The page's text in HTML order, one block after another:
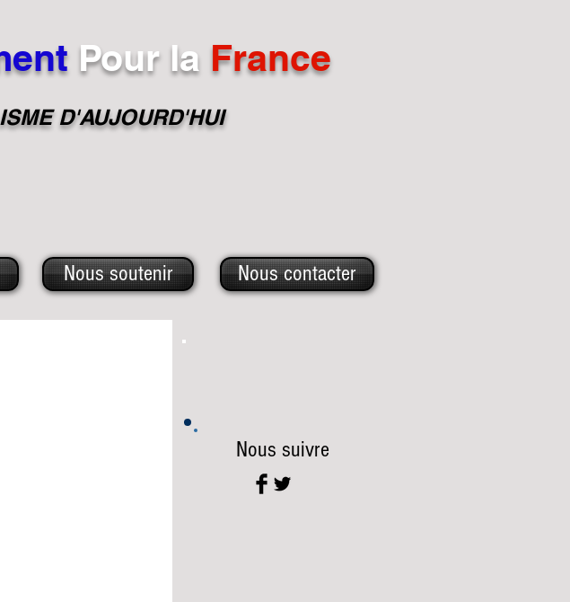
Pour la France
D'AUJOURD'HUI
Nous soutenir Nous contacter
Nous suivre